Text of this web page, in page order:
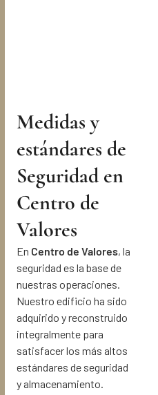
Medidas y
estándares de
Seguridad en
Centro de
Valores​
En Centro de Valores, la
seguridad es la base de
nuestras operaciones.
Nuestro edificio ha sido
adquirido y reconstruido
integralmente para
satisfacer los más altos
estándares de seguridad
y almacenamiento.